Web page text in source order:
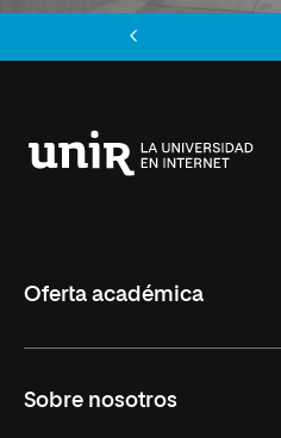
Oferta académica
Maestrías
Sobre nosotros